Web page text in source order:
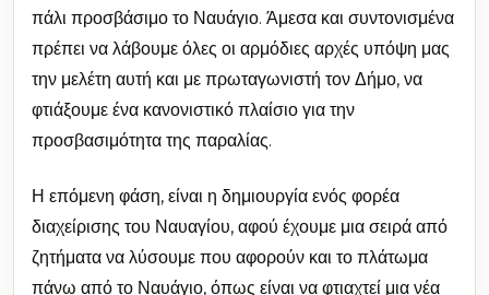
πάλι προσβάσιμο το Ναυάγιο. Άμεσα και συντονισμένα
πρέπει να λάβουμε όλες οι αρμόδιες αρχές υπόψη μας
την μελέτη αυτή και με πρωταγωνιστή τον Δήμο, να
φτιάξουμε ένα κανονιστικό πλαίσιο για την
προσβασιμότητα της παραλίας.
Η επόμενη φάση, είναι η δημιουργία ενός φορέα
διαχείρισης του Ναυαγίου, αφού έχουμε μια σειρά από
ζητήματα να λύσουμε που αφορούν και το πλάτωμα
πάνω από το Ναυάγιο, όπως είναι να φτιαχτεί μια νέα